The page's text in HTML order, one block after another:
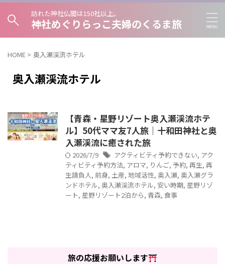
訪れた神社仏閣は150社以上。
神社めぐりらっこ夫婦のくるま旅
HOME > 奥入瀬渓流ホテル
奥入瀬渓流ホテル
【青森・星野リゾート奥入瀬渓流ホテ
ル】50代ママ友7人旅｜十和田神社と奥
入瀬渓流に癒された旅
2026/7/9 アクティビティ予約できない, アク
ティビティ予約方法, アロマ, りんご, 予約, 再生, 再
生請負人, 前身, 土産, 地域活性, 奥入瀬, 奥入瀬グラ
ンドホテル, 奥入瀬渓流ホテル, 安い時期, 星野リゾ
ート, 星野リゾート2泊から, 青森, 食事
旅の応援お願いします